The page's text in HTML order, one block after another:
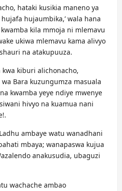
hataki kusikia maneno ya
hujaumbika,’ wala hana
kila mmoja ni mlemavu
ukiwa mlemavu kama alivyo
na atakupuuza.
kwa kiburi alichonacho,
Bara kuzungumza masuala
kwamba yeye ndiye mwenye
hivyo na kuamua nani
ambaye watu wanadhani
mbaya; wanapaswa kujua
anakusudia, ubaguzi
wachache ambao